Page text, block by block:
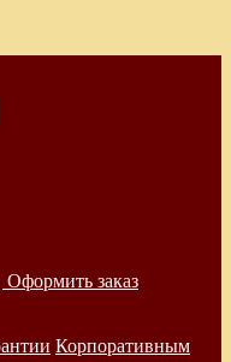
Оформить заказ
Корпоративным